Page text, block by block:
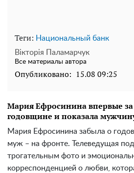
годовщине и показала
Мария Ефросинина забыла о
муж – на фронте. Телеведущая
трогательным фото и
13:50 31.08